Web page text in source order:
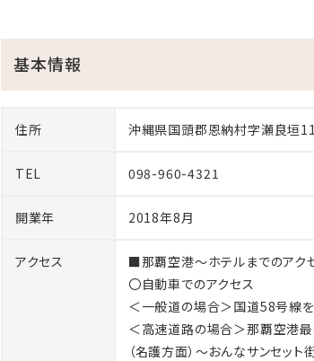
＜ISLANDS MUSIC＆BAR＞ 瀬良垣島を存分に楽
【DJ BGM】ザ・アイランドプール エリア
【イべント日程】６月１９日～２０２６年１０月１２日
※開催予定のイベントは、開催時刻並びに会場の変
※荒天の場合は、遊泳中止とさせていただきます。
■□ 宿泊税のご案内（2027年2月1日以降のご宿
沖縄県の条例に基づき、2027年2月1日以降のご宿
（上限2,000円）の宿泊税を、チェックアウト時に
基本情報
住所 沖縄県国頭郡恩納村字瀬良垣
TEL 098-960-4321
開業年 2018年8月
アクセス
■那覇空港～ホテルまでのアク
〇自動車でのアクセス
＜一般道の場合＞国道58号線を
＜高速道路の場合＞那覇空港
（名護方面）～おんなサンセッ